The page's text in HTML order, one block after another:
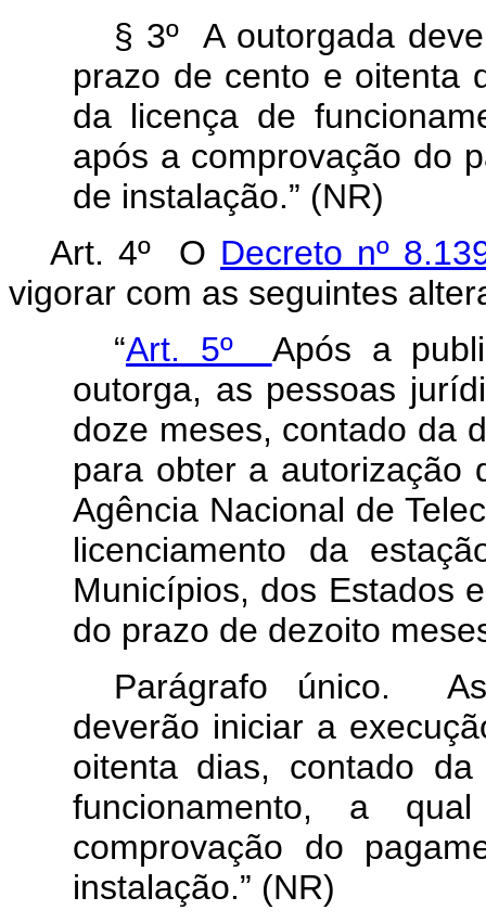
§ 3º A outorgada
prazo de cento e oitenta
da licença de
após a comprovação do
de instalação.” (NR)
Art. 4º O Decreto nº
vigorar com as seguintes
“Art. 5º Após a
outorga, as pessoas
doze meses, contado da
para obter a autorização
Agência Nacional de
licenciamento da
Municípios, dos Estados
do prazo de dezoito
Parágrafo único.
deverão iniciar a
oitenta dias, contado
funcionamento, a
comprovação do
instalação.” (NR)